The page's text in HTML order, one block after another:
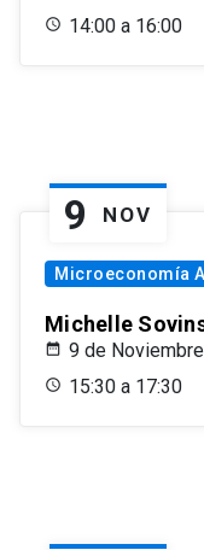
14:00 a 16:00
9 NOV
Microeconomía
Michelle
9 de
15:30 a 17:30